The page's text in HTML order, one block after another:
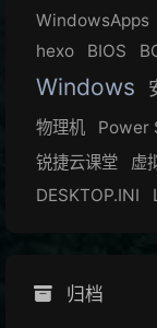
WindowsApps
hexo
BIOS
Windows
物理机
Power
锐捷云课堂 虚
DESKTOP.INI
归档